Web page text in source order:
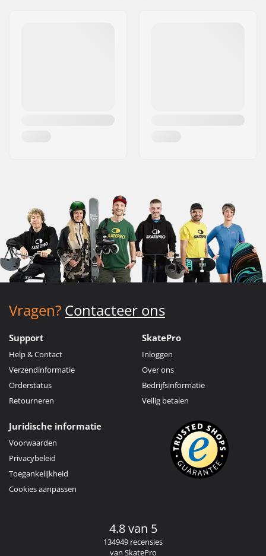
Vragen? Contacteer ons
Support
Help & Contact
Verzendinformatie
Orderstatus
Retourneren
SkatePro
Inloggen
Over ons
Bedrijfsinformatie
Veilig betalen
Juridische informatie
Voorwaarden
Privacybeleid
Toegankelijkheid
Cookies aanpassen
4.8 van 5
134949 recensies
van SkatePro